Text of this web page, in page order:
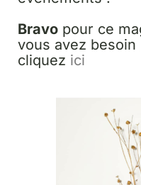
Bravo pour ce
vous avez besoin
cliquez ici